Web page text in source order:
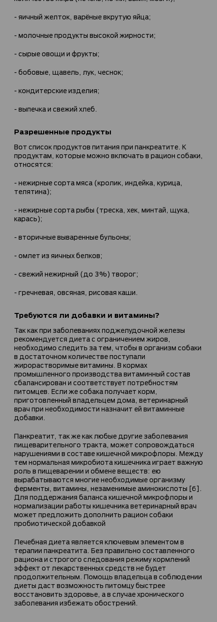
- яичный желток, варёные вкрутую яйца;
- молочные продукты высокой жирности;
- сырые овощи и фрукты;
- бобовые, щавель, лук, чеснок;
- кондитерские изделия;
- выпечка и свежий хлеб.
Разрешенные продукты
Вот список продуктов питания при панкреатите. К
продуктам, которые можно включать в рацион собаки,
относятся:
- нежирные сорта мяса (кролик, индейка, курица,
телятина);
- нежирные сорта рыбы (треска, хек, минтай, щука,
карась);
- вторичные вываренные бульоны;
- омлет из яичных белков;
- свежий нежирный (до 3%) творог;
- гречневая, овсяная, рисовая каши.
Требуются ли добавки и витамины?
Так как при заболеваниях поджелудочной железы
рекомендуется диета с ограничением жиров,
необходимо следить за тем, чтобы в организм собаки
в достаточном количестве поступали
жирорастворимые витамины. В кормах
промышленного производства витаминный состав
сбалансирован и соответствует потребностям
питомцев. Если же собака получает корм,
приготовленный владельцем дома, ветеринарный
врач при необходимости назначит ей витаминные
добавки.
Панкреатит, так же как любые другие заболевания
пищеварительного тракта, может сопровождаться
нарушениями в составе кишечной микрофлоры. Между
тем нормальная микробиота кишечника играет важную
роль в пищеварении и обмене веществ: ею
вырабатываются многие необходимые организму
ферменты, витамины, незаменимые аминокислоты [6].
Для поддержания баланса кишечной микрофлоры и
нормализации работы кишечника ветеринарный врач
может предложить дополнить рацион собаки
пробиотической добавкой
Лечебная диета является ключевым элементом в
терапии панкреатита. Без правильно составленного
рациона и строгого следования режиму кормлений
эффект от лекарственных средств не будет
продолжительным. Помощь владельца в соблюдении
диеты даст возможность питомцу быстрее
восстановить здоровье, а в случае хронического
заболевания избежать обострений.